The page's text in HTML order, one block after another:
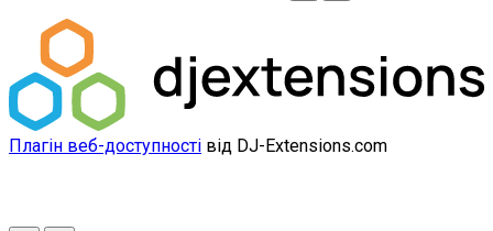
Плагін веб-доступності від DJ-Extensions.com